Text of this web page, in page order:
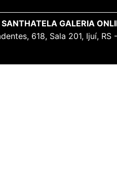
SANTHATELA GALERIA
618, Sala 201, Ijuí,